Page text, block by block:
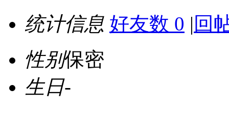
统计信息 好友数 0 | 回
性别保密
生日-